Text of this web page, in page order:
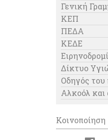
Γενική
ΚΕΠ
ΠΕΔΑ
ΚΕΔΕ
Δίκτυο
Οδηγός του
Αλκοόλ και
Κοινοποίηση